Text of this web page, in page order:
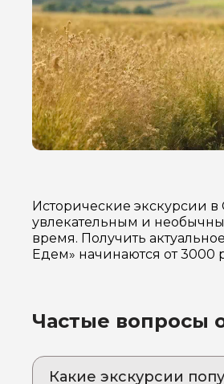
Исторические экскурсии
увлекательным и
время. Получить
Едем» начинаются от 3000
Частые вопросы
Какие экскурсии